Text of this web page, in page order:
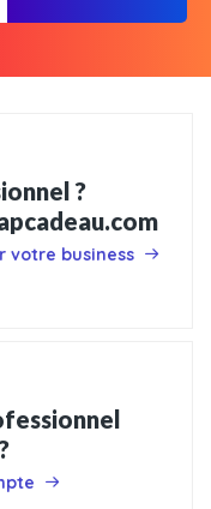
?
votre business